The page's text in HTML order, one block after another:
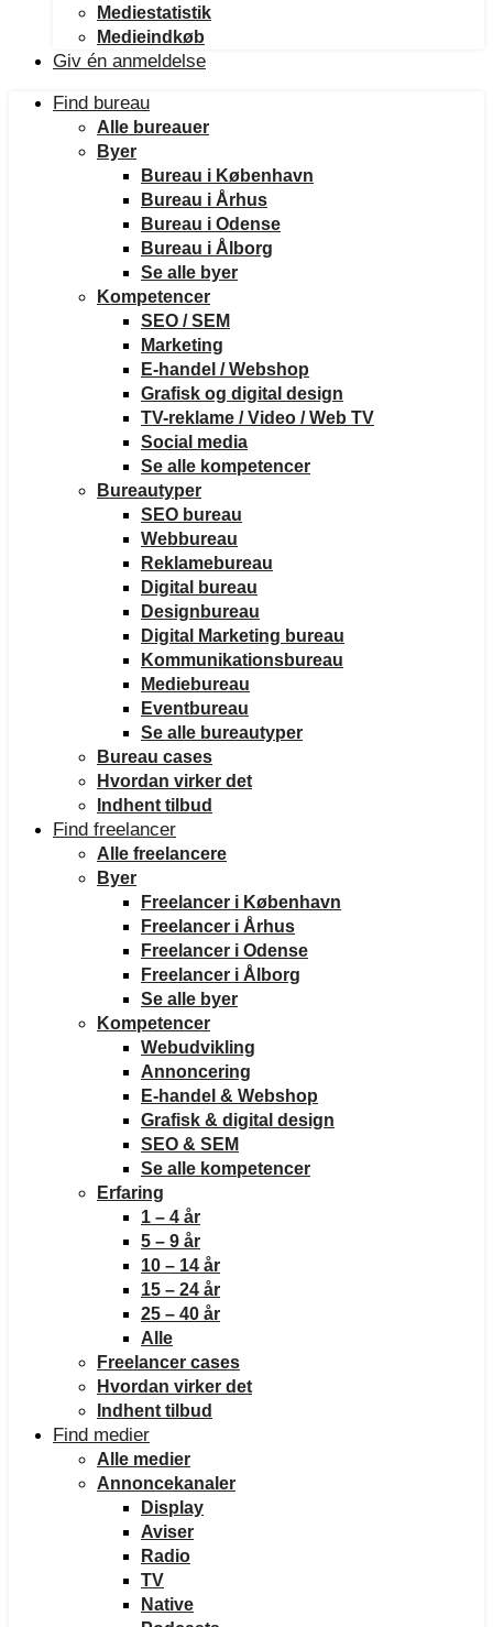
Mediestatistik
Medieindkøb
Giv én anmeldelse
Find bureau
Alle bureauer
Byer
Bureau i København
Bureau i Århus
Bureau i Odense
Bureau i Ålborg
Se alle byer
Kompetencer
SEO / SEM
Marketing
E-handel / Webshop
Grafisk og digital design
TV-reklame / Video / Web TV
Social media
Se alle kompetencer
Bureautyper
SEO bureau
Webbureau
Reklamebureau
Digital bureau
Designbureau
Digital Marketing bureau
Kommunikationsbureau
Mediebureau
Eventbureau
Se alle bureautyper
Bureau cases
Hvordan virker det
Indhent tilbud
Find freelancer
Alle freelancere
Byer
Freelancer i København
Freelancer i Århus
Freelancer i Odense
Freelancer i Ålborg
Se alle byer
Kompetencer
Webudvikling
Annoncering
E-handel & Webshop
Grafisk & digital design
SEO & SEM
Se alle kompetencer
Erfaring
1 – 4 år
5 – 9 år
10 – 14 år
15 – 24 år
25 – 40 år
Alle
Freelancer cases
Hvordan virker det
Indhent tilbud
Find medier
Alle medier
Annoncekanaler
Display
Aviser
Radio
TV
Native